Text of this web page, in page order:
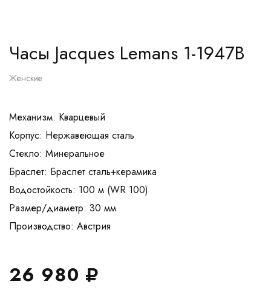
Часы Jacques Lemans 1-1947B
Женские
Механизм: Кварцевый
Корпус: Нержавеющая сталь
Стекло: Минеральное
Браслет: Браслет сталь+керамика
Водостойкость: 100 м (WR 100)
Размер/диаметр: 30 мм
26 980